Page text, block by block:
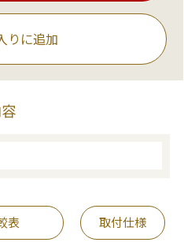
りに追加
表 取付仕様